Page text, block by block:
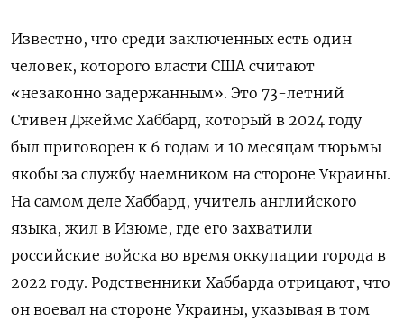
Известно, что среди заключенных есть один
человек, которого власти США считают
«незаконно задержанным». Это 73-летний
Стивен Джеймс Хаббард, который в 2024 году
был приговорен к 6 годам и 10 месяцам тюрьмы
якобы за службу наемником на стороне Украины.
На самом деле Хаббард, учитель английского
языка, жил в Изюме, где его захватили
российские войска во время оккупации города в
2022 году. Родственники Хаббарда отрицают, что
он воевал на стороне Украины, указывая в том